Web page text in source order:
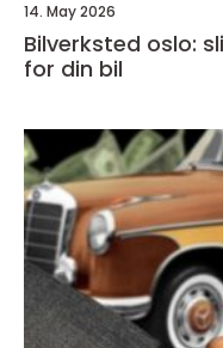
14. May 2026
Bilverksted oslo:
for din bil